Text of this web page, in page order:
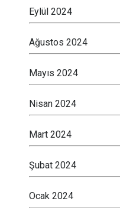
Eylül 2024
Ağustos 2024
Mayıs 2024
Nisan 2024
Mart 2024
Şubat 2024
Ocak 2024